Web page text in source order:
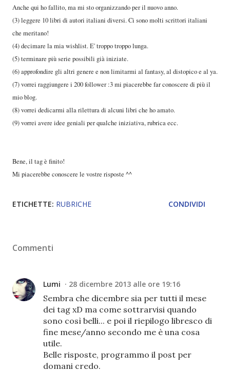
Anche qui ho fallito, ma mi sto organizzando per il nuovo anno.
(3) leggere 10 libri di autori italiani diversi. Ci sono molti scrittori italiani
che meritano!
(4) decimare la mia wishlist. E' troppo troppo lunga.
(5) terminare più serie possibili già iniziate.
(6) approfondire gli altri genere e non limitarmi al fantasy, al distopico e al ya.
(7) vorrei raggiungere i 200 follower :3 mi piacerebbe far conoscere di più il
mio blog.
(8) vorrei dedicarmi alla rilettura di alcuni libri che ho amato.
(9) vorrei avere idee geniali per qualche iniziativa, rubrica ecc.
Bene, il tag è finito!
Mi piacerebbe conoscere le vostre risposte ^^
ETICHETTE: RUBRICHE CONDIVIDI
Commenti
Lumi 28 dicembre 2013 alle ore 19:16
Sembra che dicembre sia per tutti il mese
dei tag xD ma come sottrarvisi quando
sono così belli... e poi il riepilogo libresco di
fine mese/anno secondo me è una cosa
utile.
Belle risposte, programmo il post per
domani credo.